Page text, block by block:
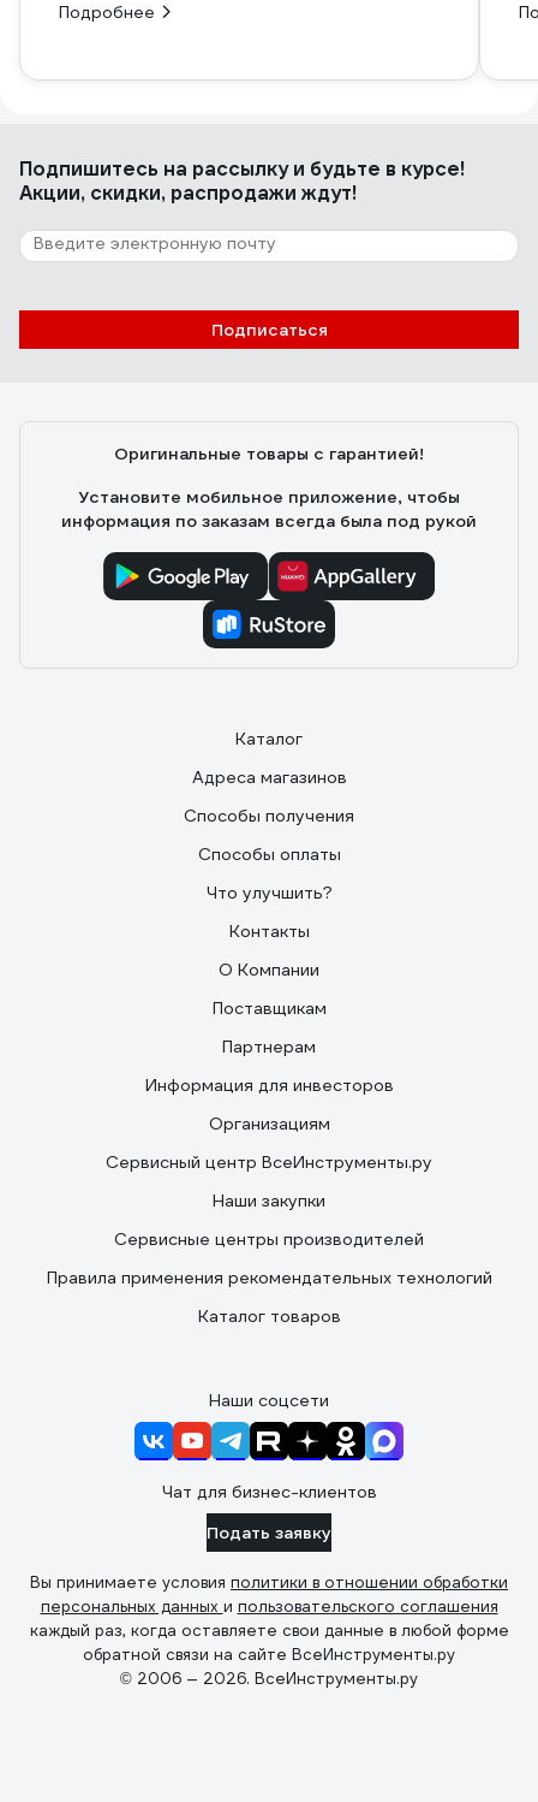
Подробнее
Подпишитесь на рассылкуи будьте в курсе!
Акции, скидки, распродажи ждут!
Подписаться
Оригинальные товары с гарантией!
Установите мобильное приложение, чтобы
информация по заказам всегда была под рукой
Каталог
Адреса магазинов
Способы получения
Способы оплаты
Что улучшить?
Контакты
О Компании
Поставщикам
Партнерам
Информация для инвесторов
Организациям
Сервисный центр ВсеИнструменты.ру
Наши закупки
Сервисные центры производителей
Правила применения рекомендательных технологий
Каталог товаров
Наши соцсети
Чат для бизнес-клиентов
Подать заявку
Вы принимаете условия политики в отношении обработки
персональных данных и пользовательского соглашения
каждый раз, когда оставляете свои данные в любой форме
обратной связи на сайте ВсеИнструменты.ру
© 2006 — 2026. ВсеИнструменты.ру